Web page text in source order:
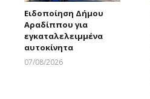
Ειδοποίηση Δήμου
Αραδίππου για
εγκαταλελειμμένα
αυτοκίνητα
07/08/2026